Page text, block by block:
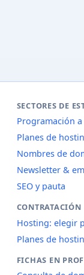
SECTORES DE
Programación
Planes de
Nombres de
Newsletter &
SEO y pauta
CONTRATACIÓN
Hosting: elegir
Planes de
FICHAS EN